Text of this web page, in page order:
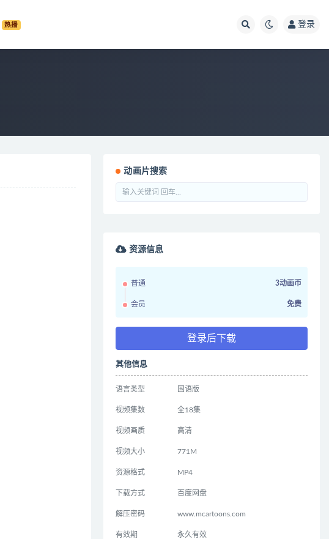
热播 登录
动画片搜索
资源信息
普通 3动画币
会员 免费
登录后下载
其他信息
语言类型 国语版
视频集数 全18集
视频画质 高清
视频大小 771M
资源格式 MP4
下载方式 百度网盘
解压密码 www.mcartoons.com
有效期 永久有效